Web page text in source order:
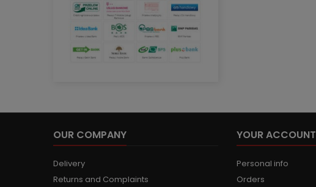
OUR COMPANY
Delivery
Returns and Complaints
YOUR ACCOUNT
Personal info
Orders